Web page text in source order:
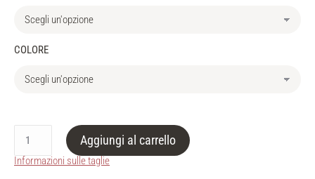
COLORE
Aggiungi al carrello
Informazioni sulle taglie